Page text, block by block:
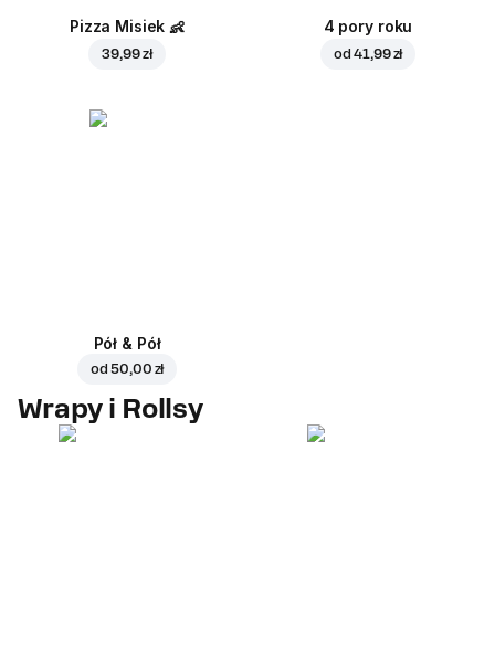
Pizza Misiek 👶
39,99 zł
4 pory roku
od41,99 zł
Pół & Pół
od50,00 zł
Wrapy i Rollsy